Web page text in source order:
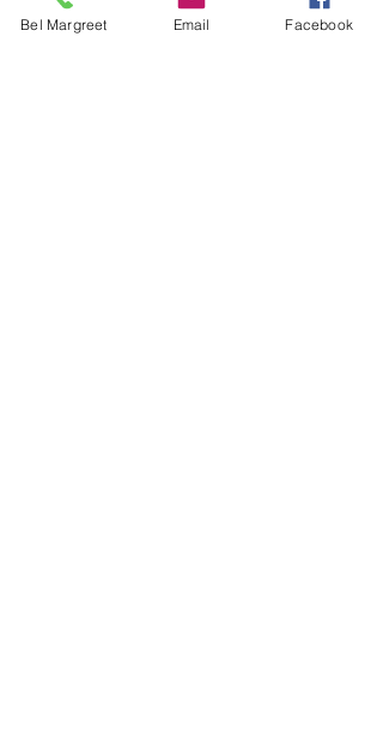
Bel Margreet Email Facebook